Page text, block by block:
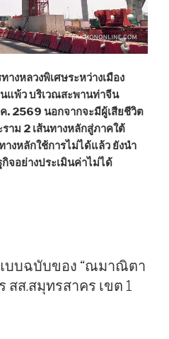
งหลวงพิเศษระหว่างเมือง
แพ้ว บริเวณสะพานท่าจีน
. 2569 นอกจากจะมีผู้เสียชีวิต
าม 2 เส้นทางหลักสู่ภาคใต้
งหลักใช้การไม่ได้แล้ว ยังนำ
จอย่างประเมินค่าไม่ได้
บบฉบับของ “ณมาณิตา
สส.สมุทรสาคร เขต 1